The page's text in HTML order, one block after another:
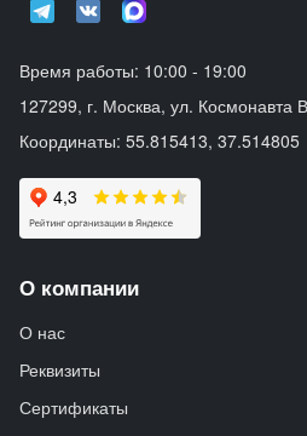
Время работы: 10:00 - 19:00
127299, г. Москва, ул. Космонавта
Координаты: 55.815413, 37.514805
О компании
О нас
Реквизиты
Сертификаты